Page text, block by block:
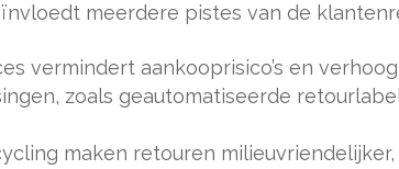
meerdere pistes van de
vermindert aankooprisico’s en
zoals geautomatiseerde
maken retouren